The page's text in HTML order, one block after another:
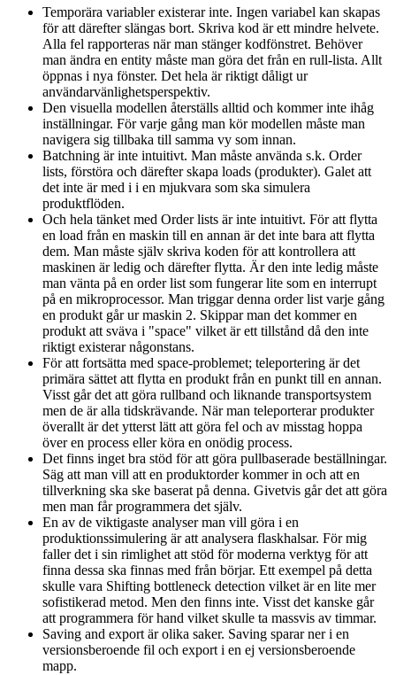
Temporära variabler existerar inte. Ingen variabel kan skapas
för att därefter slängas bort. Skriva kod är ett mindre helvete.
Alla fel rapporteras när man stänger kodfönstret. Behöver
man ändra en entity måste man göra det från en rull-lista. Allt
öppnas i nya fönster. Det hela är riktigt dåligt ur
användarvänlighetsperspektiv.
Den visuella modellen återställs alltid och kommer inte ihåg
inställningar. För varje gång man kör modellen måste man
navigera sig tillbaka till samma vy som innan.
Batchning är inte intuitivt. Man måste använda s.k. Order
lists, förstöra och därefter skapa loads (produkter). Galet att
det inte är med i i en mjukvara som ska simulera
produktflöden.
Och hela tänket med Order lists är inte intuitivt. För att flytta
en load från en maskin till en annan är det inte bara att flytta
dem. Man måste själv skriva koden för att kontrollera att
maskinen är ledig och därefter flytta. Är den inte ledig måste
man vänta på en order list som fungerar lite som en interrupt
på en mikroprocessor. Man triggar denna order list varje gång
en produkt går ur maskin 2. Skippar man det kommer en
produkt att sväva i "space" vilket är ett tillstånd då den inte
riktigt existerar någonstans.
För att fortsätta med space-problemet; teleportering är det
primära sättet att flytta en produkt från en punkt till en annan.
Visst går det att göra rullband och liknande transportsystem
men de är alla tidskrävande. När man teleporterar produkter
överallt är det ytterst lätt att göra fel och av misstag hoppa
över en process eller köra en onödig process.
Det finns inget bra stöd för att göra pullbaserade beställningar.
Säg att man vill att en produktorder kommer in och att en
tillverkning ska ske baserat på denna. Givetvis går det att göra
men man får programmera det själv.
En av de viktigaste analyser man vill göra i en
produktionssimulering är att analysera flaskhalsar. För mig
faller det i sin rimlighet att stöd för moderna verktyg för att
finna dessa ska finnas med från börjar. Ett exempel på detta
skulle vara Shifting bottleneck detection vilket är en lite mer
sofistikerad metod. Men den finns inte. Visst det kanske går
att programmera för hand vilket skulle ta massvis av timmar.
Saving and export är olika saker. Saving sparar ner i en
versionsberoende fil och export i en ej versionsberoende
mapp.